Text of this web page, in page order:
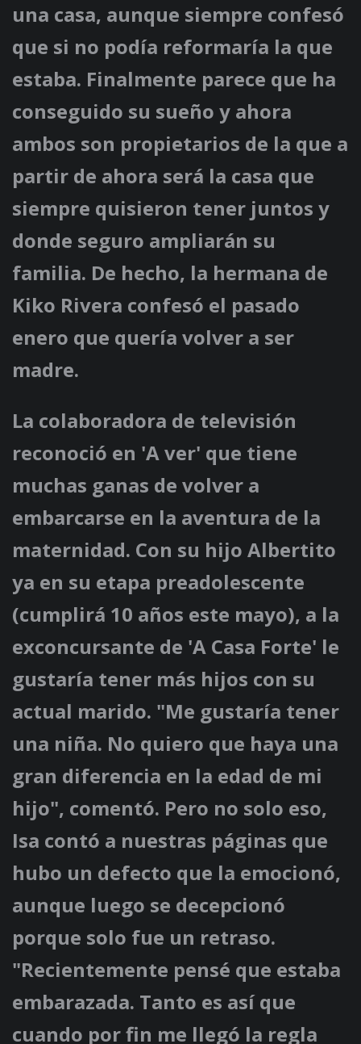
una casa, aunque siempre confesó
que si no podía reformaría la que
estaba. Finalmente parece que ha
conseguido su sueño y ahora
ambos son propietarios de la que a
partir de ahora será la casa que
siempre quisieron tener juntos y
donde seguro ampliarán su
familia. De hecho, la hermana de
Kiko Rivera confesó el pasado
enero que quería volver a ser
madre.
La colaboradora de televisión
reconoció en 'A ver' que tiene
muchas ganas de volver a
embarcarse en la aventura de la
maternidad. Con su hijo Albertito
ya en su etapa preadolescente
(cumplirá 10 años este mayo), a la
exconcursante de 'A Casa Forte' le
gustaría tener más hijos con su
actual marido. "Me gustaría tener
una niña. No quiero que haya una
gran diferencia en la edad de mi
hijo", comentó. Pero no solo eso,
Isa contó a nuestras páginas que
hubo un defecto que la emocionó,
aunque luego se decepcionó
porque solo fue un retraso.
"Recientemente pensé que estaba
embarazada. Tanto es así que
cuando por fin me llegó la regla